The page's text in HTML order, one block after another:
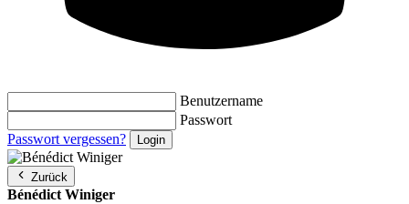
Benutzername
Passwort
Passwort vergessen?
Zurück
Bénédict Winiger